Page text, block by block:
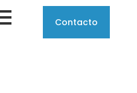
Contacto